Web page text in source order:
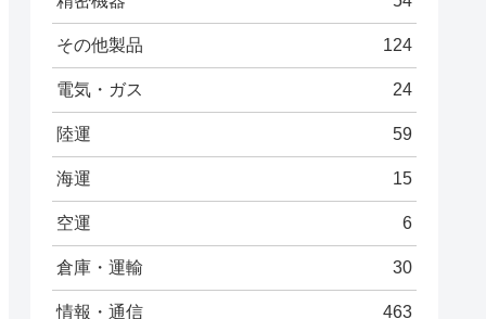
その他製品 124
電気・ガス 24
陸運 59
海運 15
空運 6
倉庫・運輸 30
情報・通信 463